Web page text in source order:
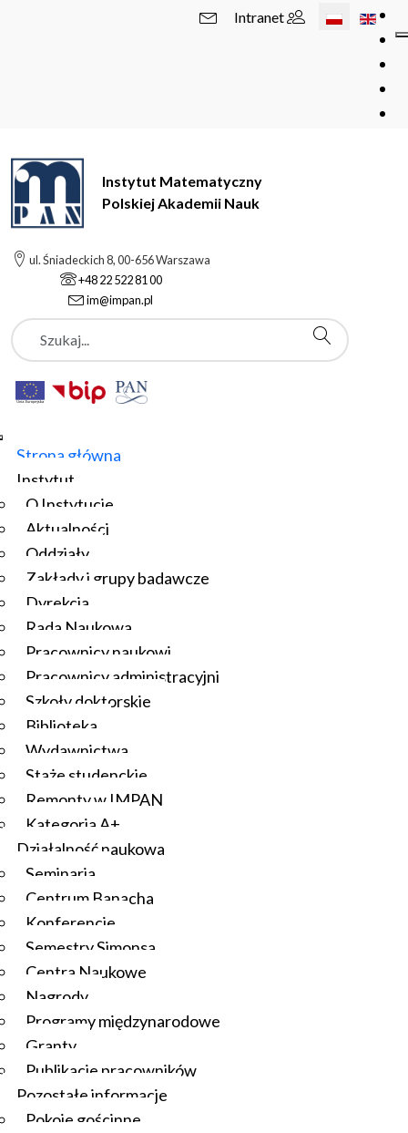
Wybierz swój
Intranet
Instytut Matematyczny
Polskiej Akademii Nauk
ul. Śniadeckich 8, 00-656 Warszawa
+48 22 522 81 00
im@impan.pl
Szukaj
Strona główna
Instytut
O Instytucie
Aktualności
Oddziały
Zakłady i grupy badawcze
Dyrekcja
Rada Naukowa
Pracownicy naukowi
Pracownicy administracyjni
Szkoły doktorskie
Biblioteka
Wydawnictwa
Staże studenckie
Remonty w IMPAN
Kategoria A+
Działalność naukowa
Seminaria
Centrum Banacha
Konferencje
Semestry Simonsa
Centra Naukowe
Nagrody
Programy międzynarodowe
Granty
Publikacje pracowników
Pozostałe informacje
Pokoje gościnne